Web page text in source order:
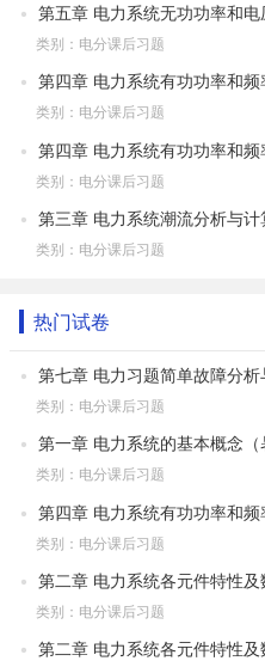
第五章 电力系统无功功率和电
类别：电分课后习题
第四章 电力系统有功功率和频
类别：电分课后习题
第四章 电力系统有功功率和频
类别：电分课后习题
第三章 电力系统潮流分析与计
类别：电分课后习题
热门试卷
第七章 电力习题简单故障分析
类别：电分课后习题
第一章 电力系统的基本概念（
类别：电分课后习题
第四章 电力系统有功功率和频
类别：电分课后习题
第二章 电力系统各元件特性及
类别：电分课后习题
第二章 电力系统各元件特性及